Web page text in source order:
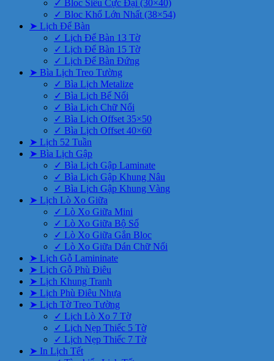
✓ Bloc Siêu Cực Đại (30×40)
✓ Bloc Khổ Lớn Nhất (38×54)
➤ Lịch Để Bàn
✓ Lịch Để Bàn 13 Tờ
✓ Lịch Để Bàn 15 Tờ
✓ Lịch Để Bàn Đứng
➤ Bìa Lịch Treo Tường
✓ Bìa Lịch Metalize
✓ Bìa Lịch Bế Nổi
✓ Bìa Lịch Chữ Nổi
✓ Bìa Lịch Offset 35×50
✓ Bìa Lịch Offset 40×60
➤ Lịch 52 Tuần
➤ Bìa Lịch Gập
✓ Bìa Lịch Gập Laminate
✓ Bìa Lịch Gập Khung Nâu
✓ Bìa Lịch Gập Khung Vàng
➤ Lịch Lò Xo Giữa
✓ Lò Xo Giữa Mini
✓ Lò Xo Giữa Bộ Số
✓ Lò Xo Giữa Gắn Bloc
✓ Lò Xo Giữa Dán Chữ Nổi
➤ Lịch Gỗ Lamininate
➤ Lịch Gỗ Phù Điêu
➤ Lịch Khung Tranh
➤ Lịch Phù Điêu Nhựa
➤ Lịch Tờ Treo Tường
✓ Lịch Lò Xo 7 Tờ
✓ Lịch Nẹp Thiếc 5 Tờ
✓ Lịch Nẹp Thiếc 7 Tờ
➤ In Lịch Tết